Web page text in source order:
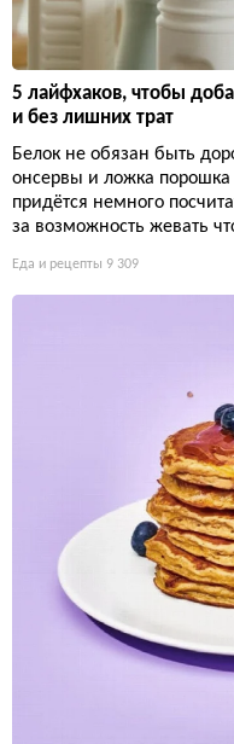
5 лайфхаков, чтобы
и без лишних трат
Белок не обязан быть
онсервы и ложка
придётся немного
за возможность жевать
Еда и рецепты 9 309